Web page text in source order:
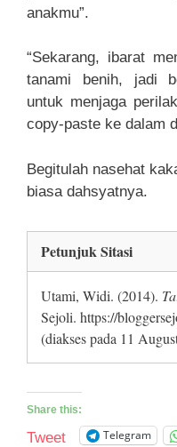
anakmu”.
“Sekarang, ibarat
tanami benih, jadi
untuk menjaga
copy-paste ke dalam
Begitulah nasehat
biasa dahsyatnya.
Petunjuk Sitasi
Utami, Widi. (2014).
Sejoli. https://
(diakses pada 11
Share this:
Tweet Telegram